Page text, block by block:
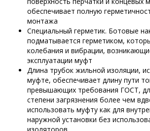
обеспечивает полную
монтажа
Специальный герметик. Ботовые
подматывается герметиком,
колебания и вибрации,
эксплуатации муфт
Длина трубок жильной изоляции,
муфте, обеспечивает длину пути
превышающих требования ГОСТ,
степени загрязнения более чем
использовать муфту как для
наружной установки без
изоляторов